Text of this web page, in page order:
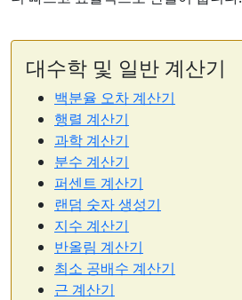
대수학 및 일반 계산기
백분율 오차 계산기
행렬 계산기
과학 계산기
분수 계산기
퍼센트 계산기
랜덤 숫자 생성기
지수 계산기
반올림 계산기
최소 공배수 계산기
근 계산기